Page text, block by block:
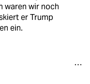
waren wir noch
er Trump
ein.